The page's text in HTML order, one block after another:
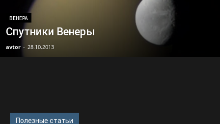
ВЕНЕРА
Спутники Венеры
avtor - 28.10.2013
Полезные статьи